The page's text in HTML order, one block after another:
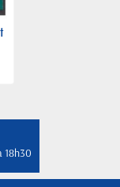
18h30